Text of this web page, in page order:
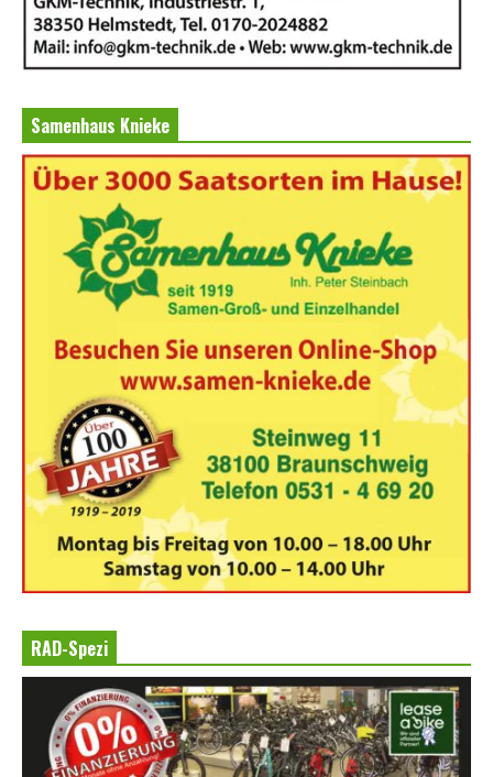
Samenhaus Knieke
RAD-Spezi